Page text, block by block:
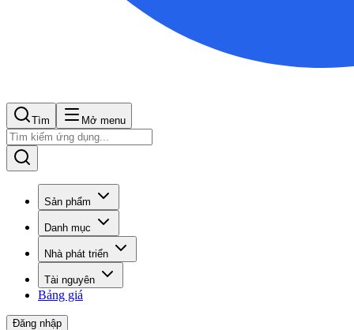
Tìm Mở menu
Sản phẩm
Danh mục
Nhà phát triển
Tài nguyên
Bảng giá
Đăng nhập